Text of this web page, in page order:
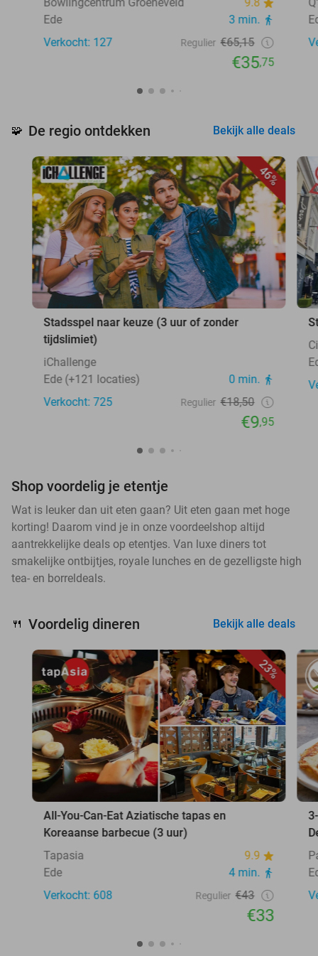
Ede
3 min.
Verkocht: 127
Regulier €65,15
€35,75
🧩 De regio ontdekken Bekijk alle deals
46%
Stadsspel naar keuze (3 uur of zonder
tijdslimiet)
iChallenge
Ede (+121 locaties)
0 min.
Verkocht: 725
Regulier €18,50
€9,95
Shop voordelig je etentje
Wat is leuker dan uit eten gaan? Uit eten gaan met hoge
korting! Daarom vind je in onze voordeelshop altijd
aantrekkelijke deals op etentjes. Van luxe diners tot
smakelijke ontbijtjes, royale lunches en de gezelligste high
tea- en borreldeals.
🍴 Voordelig dineren Bekijk alle deals
23%
All-You-Can-Eat Aziatische tapas en
Koreaanse barbecue (3 uur)
Tapasia
9.9
Ede
4 min.
Verkocht: 608
Regulier €43
€33